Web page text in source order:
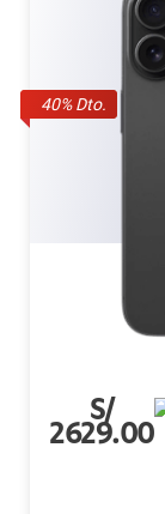
40% Dto.
S/
2629.00